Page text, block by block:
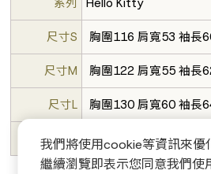
系列 Hello Kitty
尺寸S 胸圍116 肩寬53 袖長
尺寸M 胸圍122 肩寬55 袖長
尺寸L 胸圍130 肩寬60 袖長
尺寸XL 胸圍134 肩寬67 袖長
我們將使用cookie等資訊來優
繼續瀏覽即表示您同意我們使